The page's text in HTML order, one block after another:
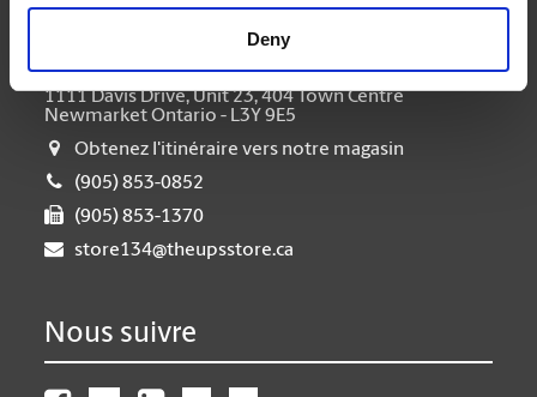
Deny
Communiquer avec nous
The UPS Store #134
1111 Davis Drive, Unit 23, 404 Town Centre
Newmarket Ontario - L3Y 9E5
Obtenez l'itinéraire vers notre magasin
(905) 853-0852
(905) 853-1370
store134@theupsstore.ca
Nous suivre